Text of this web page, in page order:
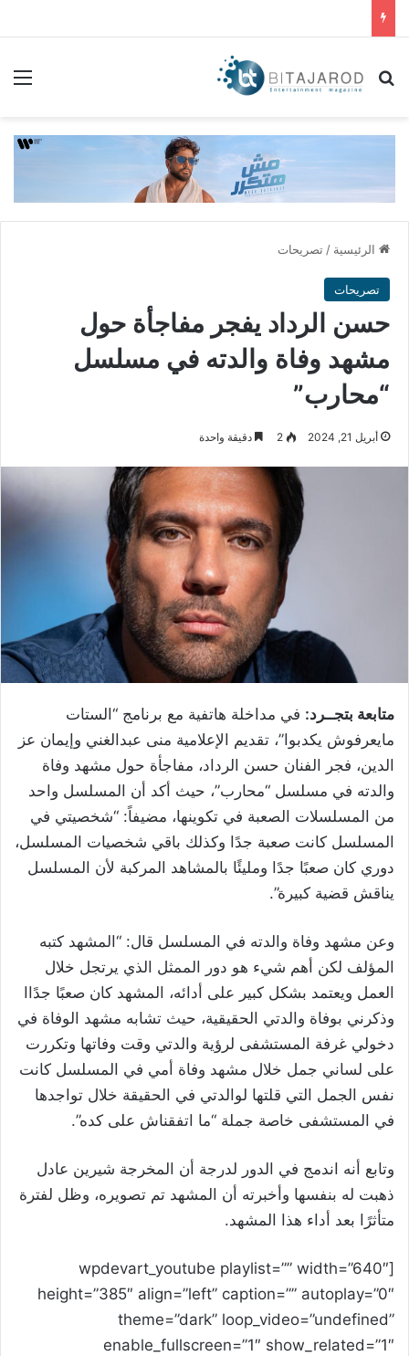
بحث عن
الرئيسية / تصريحات
تصريحات
حسن الرداد يفجر مفاجأة حول
مشهد وفاة والدته في مسلسل
“محارب”
أبريل 21, 2024 2 دقيقة واحدة
متابعة بتجــرد: في مداخلة هاتفية مع برنامج “الستات
مايعرفوش يكدبوا”، تقديم الإعلامية منى عبدالغني وإيمان عز
الدين، فجر الفنان حسن الرداد، مفاجأة حول مشهد وفاة
والدته في مسلسل “محارب”، حيث أكد أن المسلسل واحد
من المسلسلات الصعبة في تكوينها، مضيفاً: “شخصيتي في
المسلسل كانت صعبة جدًا وكذلك باقي شخصيات المسلسل،
دوري كان صعبًا جدًا ومليئًا بالمشاهد المركبة لأن المسلسل
يناقش قضية كبيرة”.
وعن مشهد وفاة والدته في المسلسل قال: “المشهد كتبه
المؤلف لكن أهم شيء هو دور الممثل الذي يرتجل خلال
العمل ويعتمد بشكل كبير على أدائه، المشهد كان صعبًا جدًاا
وذكرني بوفاة والدتي الحقيقية، حيث تشابه مشهد الوفاة في
دخولي غرفة المستشفى لرؤية والدتي وقت وفاتها وتكررت
على لساني جمل خلال مشهد وفاة أمي في المسلسل كانت
نفس الجمل التي قلتها لوالدتي في الحقيقة خلال تواجدها
في المستشفى خاصة جملة “ما اتفقناش على كده”.
وتابع أنه اندمج في الدور لدرجة أن المخرجة شيرين عادل
ذهبت له بنفسها وأخبرته أن المشهد تم تصويره، وظل لفترة
متأثرًا بعد أداء هذا المشهد.
[wpdevart_youtube playlist=”” width=”640″
height=”385″ align=”left” caption=”” autoplay=”0″
theme=”dark” loop_video=”undefined”
enable_fullscreen=”1″ show_related=”1″